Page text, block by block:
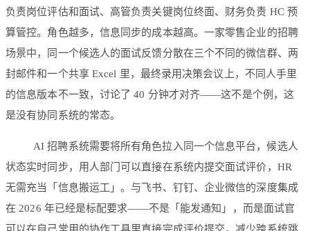
负责岗位评估和面试、高管负责关键岗位终面、财务负责 HC 预
算管控。角色越多，信息同步的成本越高。一家零售企业的招聘
场景中，同一个候选人的面试反馈分散在三个不同的微信群、两
封邮件和一个共享 Excel 里，最终录用决策会议上，不同人手里
的信息版本不一致，讨论了 40 分钟才对齐——这不是个例，这
是没有协同系统的常态。
AI 招聘系统需要将所有角色拉入同一个信息平台，候选人
状态实时同步，用人部门可以直接在系统内提交面试评价，HR
无需充当「信息搬运工」。与飞书、钉钉、企业微信的深度集成
在 2026 年已经是标配要求——不是「能发通知」，而是面试官
可以在自己常用的协作工具里直接完成评价提交，减少跨系统跳